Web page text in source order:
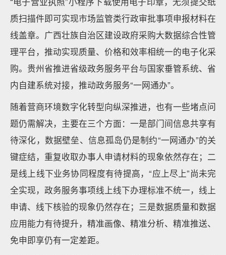
质扫描件即可实现市场监管类行政审批事项申报材料在
线盖章。广西壮族自治区建设政府采购大数据综合性管
理平台，推动实现质量、价格和效率相统一的电子化采
购。贵州省推进省级政务服务平台与国家垂管系统、省
内自建系统对接，推动政务服务“一网通办”。
随着营商环境数字化转型向纵深推进，也有一些堵点问
题仍需解决，主要在三个方面：一是部门间信息共享有
待深化，数据壁垒、信息孤岛仍是制约“一网通办”的关
键症结，重复收取办事人申请材料的现象依然存在；二
是线上线下业务协同程度有待提高，“应上尽上”尚未完
全实现，政务服务事项线上线下办理标准不统一，线上
申请、线下核验的现象仍然存在；三是数据质量和数据
应用能力有待提升，精准画像、精准分析、精准推送、
免申即享仍有一定差距。